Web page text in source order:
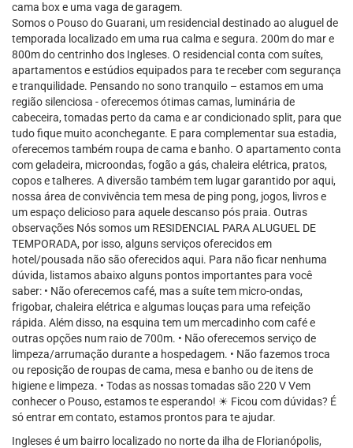
cama box e uma vaga de garagem.
Somos o Pouso do Guarani, um residencial destinado ao aluguel de
temporada localizado em uma rua calma e segura. 200m do mar e
800m do centrinho dos Ingleses. O residencial conta com suítes,
apartamentos e estúdios equipados para te receber com segurança
e tranquilidade. Pensando no sono tranquilo – estamos em uma
região silenciosa - oferecemos ótimas camas, luminária de
cabeceira, tomadas perto da cama e ar condicionado split, para que
tudo fique muito aconchegante. E para complementar sua estadia,
oferecemos também roupa de cama e banho. O apartamento conta
com geladeira, microondas, fogão a gás, chaleira elétrica, pratos,
copos e talheres. A diversão também tem lugar garantido por aqui,
nossa área de convivência tem mesa de ping pong, jogos, livros e
um espaço delicioso para aquele descanso pós praia. Outras
observações Nós somos um RESIDENCIAL PARA ALUGUEL DE
TEMPORADA, por isso, alguns serviços oferecidos em
hotel/pousada não são oferecidos aqui. Para não ficar nenhuma
dúvida, listamos abaixo alguns pontos importantes para você
saber: • Não oferecemos café, mas a suíte tem micro-ondas,
frigobar, chaleira elétrica e algumas louças para uma refeição
rápida. Além disso, na esquina tem um mercadinho com café e
outras opções num raio de 700m. • Não oferecemos serviço de
limpeza/arrumação durante a hospedagem. • Não fazemos troca
ou reposição de roupas de cama, mesa e banho ou de itens de
higiene e limpeza. • Todas as nossas tomadas são 220 V Vem
conhecer o Pouso, estamos te esperando! ☀ Ficou com dúvidas? É
só entrar em contato, estamos prontos para te ajudar.
Ingleses é um bairro localizado no norte da ilha de Florianópolis,